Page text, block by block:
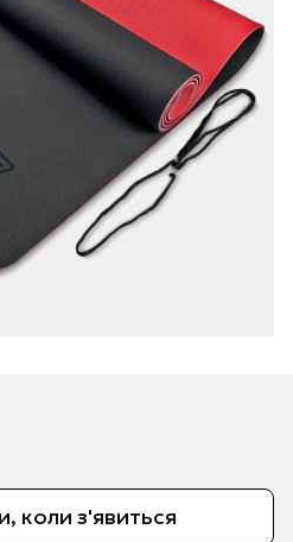
коли з'явиться